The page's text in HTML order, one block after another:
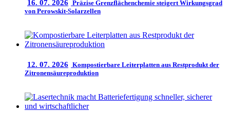
16. 07. 2026 Präzise Grenzflächenchemie steigert Wirkungsgrad
von Perowskit-Solarzellen
12. 07. 2026 Kompostierbare Leiterplatten aus Restprodukt der
Zitronensäureproduktion